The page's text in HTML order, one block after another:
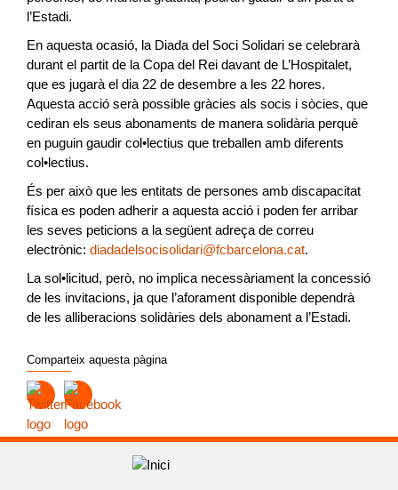
l’Estadi.
En aquesta ocasió, la Diada del Soci Solidari se celebrarà
durant el partit de la Copa del Rei davant de L’Hospitalet,
que es jugarà el dia 22 de desembre a les 22 hores.
Aquesta acció serà possible gràcies als socis i sòcies, que
cediran els seus abonaments de manera solidària perquè
en puguin gaudir col•lectius que treballen amb diferents
col•lectius.
És per això que les entitats de persones amb discapacitat
física es poden adherir a aquesta acció i poden fer arribar
les seves peticions a la següent adreça de correu
electrònic: diadadelsocisolidari@fcbarcelona.cat.
La sol•licitud, però, no implica necessàriament la concessió
de les invitacions, ja que l’aforament disponible dependrà
de les alliberacions solidàries dels abonament a l’Estadi.
Comparteix aquesta pàgina